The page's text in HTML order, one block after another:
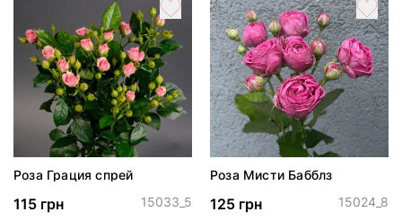
Роза Грация спрей
115 грн 15033_5
Роза Мисти Бабблз
125 грн 15024_8